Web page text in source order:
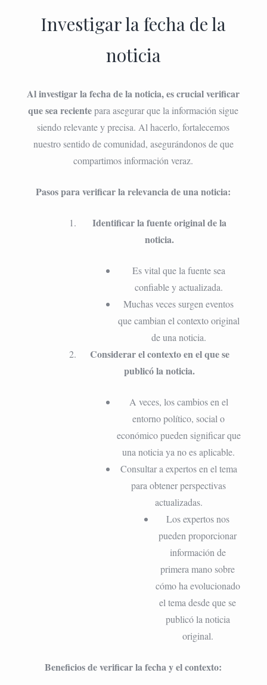
Investigar la fecha de la
noticia
Al investigar la fecha de la noticia, es crucial verificar
que sea recientepara asegurar que la información sigue
siendo relevante y precisa. Al hacerlo, fortalecemos
nuestro sentido de comunidad, asegurándonos de que
compartimos información veraz.
Pasos para verificar la relevancia de una noticia:
Identificar la fuente original de la
noticia.
Es vital que la fuente sea
confiable y actualizada.
Muchas veces surgen eventos
que cambian el contexto original
de una noticia.
Considerar el contexto en el que se
publicó la noticia.
A veces, los cambios en el
entorno político, social o
económico pueden significar que
una noticia ya no es aplicable.
Consultar a expertos en el tema
para obtener perspectivas
actualizadas.
Los expertos nos
pueden proporcionar
información de
primera mano sobre
cómo ha evolucionado
el tema desde que se
publicó la noticia
original.
Beneficios de verificar la fecha y el contexto: